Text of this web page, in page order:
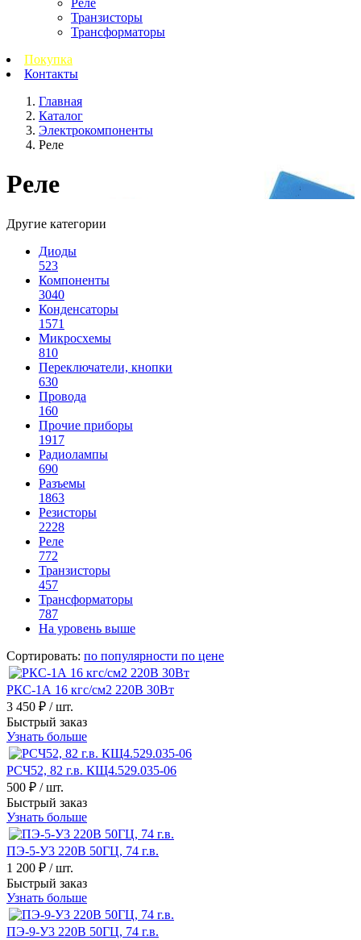
Реле
Транзисторы
Трансформаторы
Покупка
Контакты
Главная
Каталог
Электрокомпоненты
Реле
Реле
Другие категории
Диоды
523
Компоненты
3040
Конденсаторы
1571
Микросхемы
810
Переключатели, кнопки
630
Провода
160
Прочие приборы
1917
Радиолампы
690
Разъемы
1863
Резисторы
2228
Реле
772
Транзисторы
457
Трансформаторы
787
На уровень выше
Сортировать: по популярности по цене
РКС-1А 16 кгс/см2 220В 30Вт
3 450 ₽ / шт.
Быстрый заказ
Узнать больше
РСЧ52, 82 г.в. КЩ4.529.035-06
500 ₽ / шт.
Быстрый заказ
Узнать больше
ПЭ-5-У3 220В 50ГЦ, 74 г.в.
1 200 ₽ / шт.
Быстрый заказ
Узнать больше
ПЭ-9-У3 220В 50ГЦ, 74 г.в.